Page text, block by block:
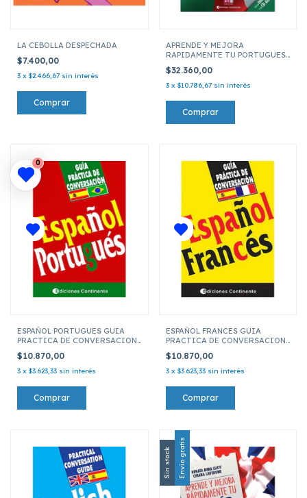
LA CEBOLLA DESPECHADA
$7.400,00
3 x $2.466,67 sin interés
APRENDE Y MEJORA
RAPIDAMENTE TU PORTUGUES
$32.360,00
3 x $10.786,67 sin interés
ESPAÑOL PORTUGUES GUIA
PRACTICA DE CONVERSACION
$10.870,00
3 x $3.623,33 sin interés
ESPAÑOL FRANCES GUIA
PRACTICA DE CONVERSACION
$10.870,00
3 x $3.623,33 sin interés
Sin stock Envío gratis
0